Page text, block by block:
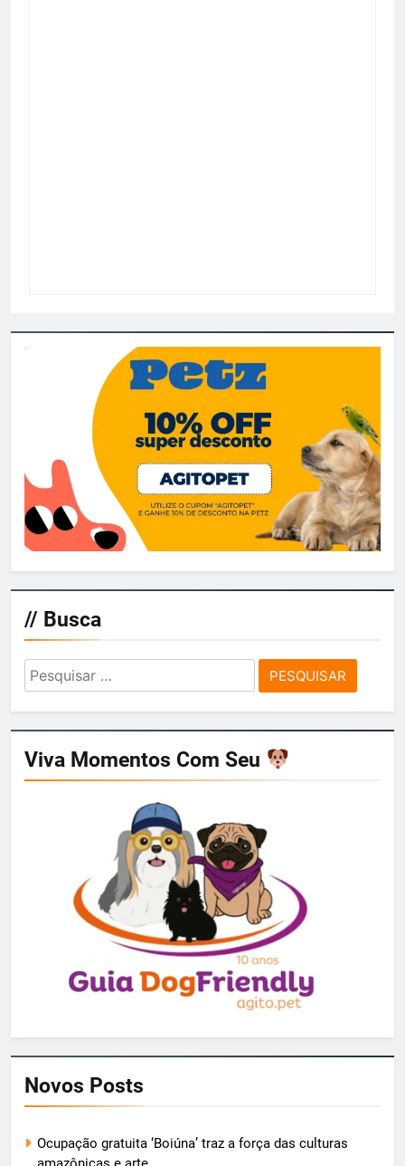
// Busca
Pesquisar
por:
Viva Momentos Com Seu
Novos Posts
Ocupação gratuita ‘Boiúna’ traz a força das culturas